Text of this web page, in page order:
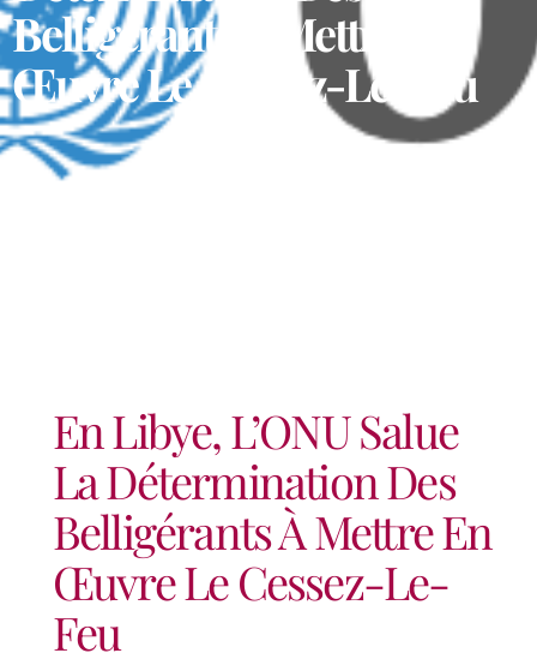
Belligérants À Mettre En
Œuvre Le Cessez-Le-Feu
En Libye, L’ONU Salue
La Détermination Des
Belligérants À Mettre En
Œuvre Le Cessez-Le-
Feu